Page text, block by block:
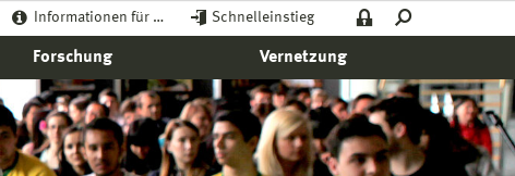
Informationen für … Schnelleinstieg
Forschung Vernetzung